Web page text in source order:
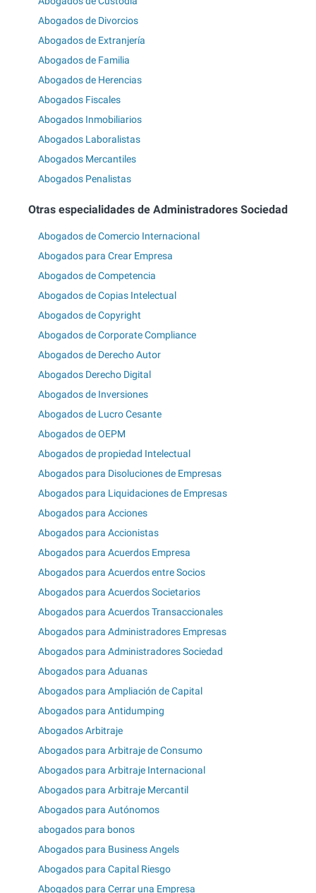
Abogados de Divorcios
Abogados de Extranjería
Abogados de Familia
Abogados de Herencias
Abogados Fiscales
Abogados Inmobiliarios
Abogados Laboralistas
Abogados Mercantiles
Abogados Penalistas
Otras especialidades de Administradores Sociedad
Abogados de Comercio Internacional
Abogados para Crear Empresa
Abogados de Competencia
Abogados de Copias Intelectual
Abogados de Copyright
Abogados de Corporate Compliance
Abogados de Derecho Autor
Abogados Derecho Digital
Abogados de Inversiones
Abogados de Lucro Cesante
Abogados de OEPM
Abogados de propiedad Intelectual
Abogados para Disoluciones de Empresas
Abogados para Liquidaciones de Empresas
Abogados para Acciones
Abogados para Accionistas
Abogados para Acuerdos Empresa
Abogados para Acuerdos entre Socios
Abogados para Acuerdos Societarios
Abogados para Acuerdos Transaccionales
Abogados para Administradores Empresas
Abogados para Administradores Sociedad
Abogados para Aduanas
Abogados para Ampliación de Capital
Abogados para Antidumping
Abogados Arbitraje
Abogados para Arbitraje de Consumo
Abogados para Arbitraje Internacional
Abogados para Arbitraje Mercantil
Abogados para Autónomos
abogados para bonos
Abogados para Business Angels
Abogados para Capital Riesgo
Abogados para Cerrar una Empresa